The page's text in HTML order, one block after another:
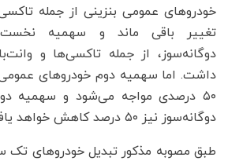
خودروهای عمومی بنزینی از جمله
تغییر باقی ماند و سهمیه
دوگانه‌سوز، از جمله تاکسی‌ها و
داشت. اما سهمیه دوم خودروهای
۵۰ درصدی مواجه می‌شود و سهمیه
دوگانه‌سوز نیز ۵۰ درصد کاهش خواهد یافت.
طبق مصوبه مذکور تبدیل خودروهای تک